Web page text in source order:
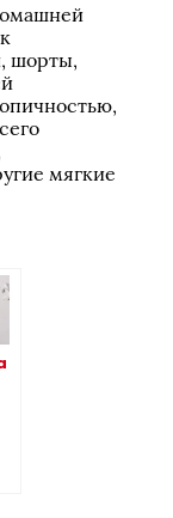
шорты,
мягкие